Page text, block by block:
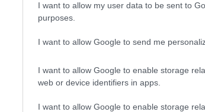
I want to allow my user data to be sent to
purposes.
I want to allow Google to send me
I want to allow Google to enable storage
web or device identifiers in apps.
I want to allow Google to enable storage